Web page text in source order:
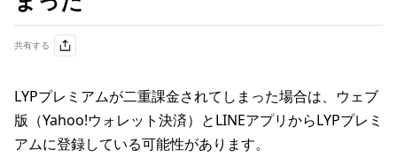
共有する
LYPプレミアムが二重課金されてしまった場合は、ウェブ
版（Yahoo!ウォレット決済）とLINEアプリからLYPプレミ
アムに登録している可能性があります。